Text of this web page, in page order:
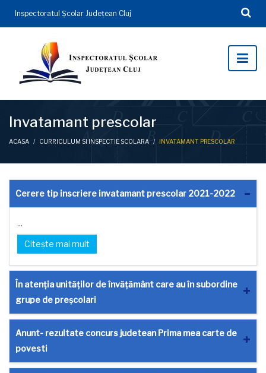
Inspectoratul Şcolar Județean Cluj
Invatamant prescolar
ACASA / CURRICULUM SI INSPECTIE SCOLARA / INVATAMANT PRESCOLAR
Cerere tip inscriere invatamant prescolar 2021-2022
...
Citește mai mult
În atenţia unităţilor de învăţământ care au în subordine
grupe de preșcolari
Anunt- rezultate concurs judetean Prima mea carte de
povesti